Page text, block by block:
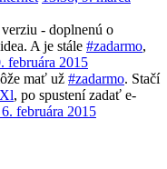
- doplnenú o
A je stále #zadarmo,
februára 2015
mať už #zadarmo. Stačí
, po spustení zadať e-
februára 2015